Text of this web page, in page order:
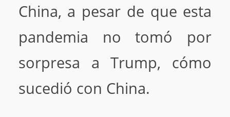
China, a pesar de que esta
pandemia no tomó por
sorpresa a Trump, cómo
sucedió con China.